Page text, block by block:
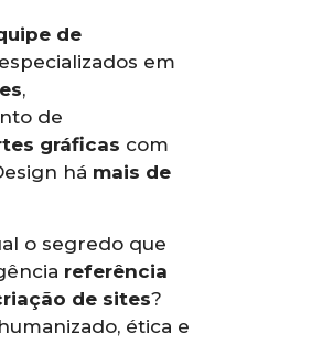
de
especializados em
,
de
gráficas com
há mais de
o segredo que
referência
de sites?
ética e